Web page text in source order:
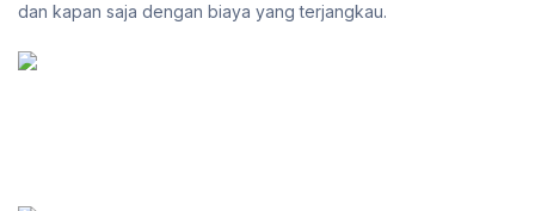
dan kapan saja dengan biaya yang terjangkau.